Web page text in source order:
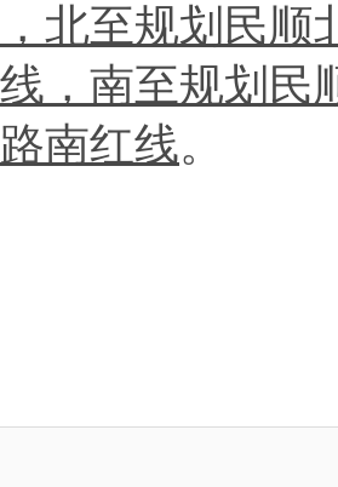
北至规划民顺
，南至规划民
南红线。